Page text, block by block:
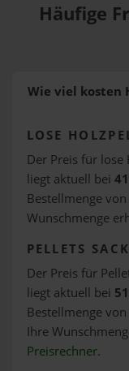
Häufige
Wie viel kosten
LOSE
Der Preis für lose
liegt aktuell bei
Bestellmenge
Wunschmenge
PELLETS
Der Preis für
liegt aktuell bei
Bestellmenge
Ihre
Preisrechner.